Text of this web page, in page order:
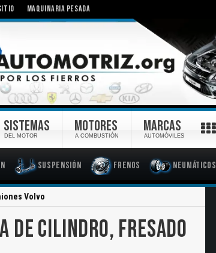
MAQUINARIA PESADA
Suspensión Frenos Neumáticos
SISTEMAS
DEL MOTOR
MOTORES
A COMBUSTIÓN
MARCAS
AUTOMÓVILES
Volvo
DE CILINDRO, FRESADO